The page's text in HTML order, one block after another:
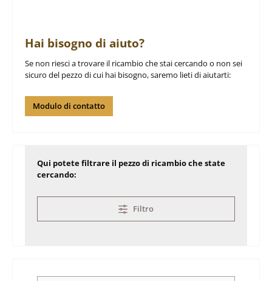
Hai bisogno di aiuto?
Se non riesci a trovare il ricambio che stai cercando o non sei
sicuro del pezzo di cui hai bisogno, saremo lieti di aiutarti:
Modulo di contatto
Qui potete filtrare il pezzo di ricambio che state
cercando:
Filtro